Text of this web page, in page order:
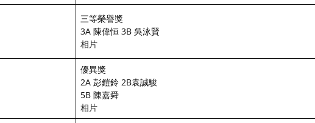
三等榮譽獎
3A 陳偉恒 3B 吳泳賢
相片
優異獎
2A 彭鎧鈴 2B袁誠駿
5B 陳嘉舜
相片